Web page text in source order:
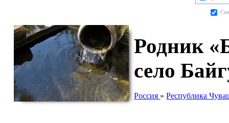
Родник
село
Россия »Республика